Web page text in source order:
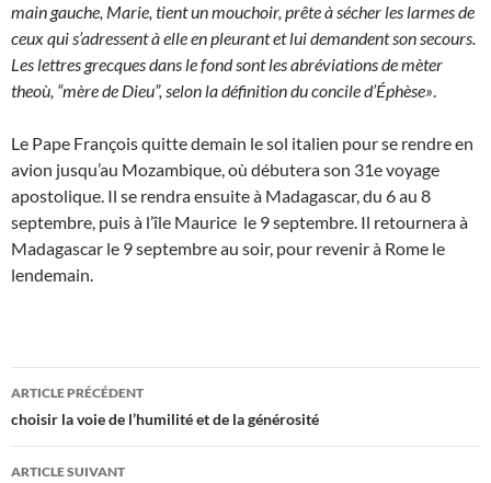
main gauche, Marie, tient un mouchoir, prête à sécher les larmes de
ceux qui s’adressent à elle en pleurant et lui demandent son secours.
Les lettres grecques dans le fond sont les abréviations de mèter
theoù, “mère de Dieu”, selon la définition du concile d’Éphèse».
Le Pape François quitte demain le sol italien pour se rendre en
avion jusqu’au Mozambique, où débutera son 31e voyage
apostolique. Il se rendra ensuite à Madagascar, du 6 au 8
septembre, puis à l’île Maurice le 9 septembre. Il retournera à
Madagascar le 9 septembre au soir, pour revenir à Rome le
lendemain.
Navigation
des
articles
ARTICLE PRÉCÉDENT
choisir la voie de l’humilité et de la générosité
ARTICLE SUIVANT